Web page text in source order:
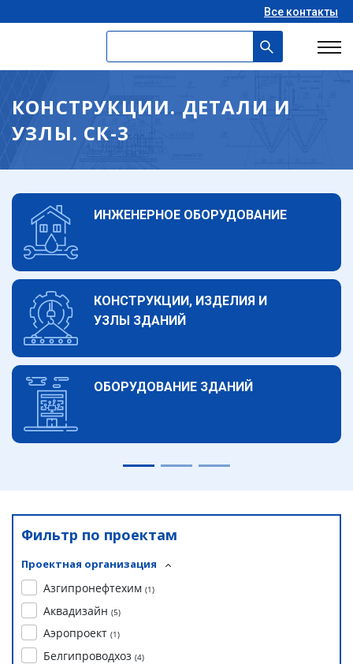
Все контакты
КОНСТРУКЦИИ. ДЕТАЛИ И
УЗЛЫ. СК-3
ИНЖЕНЕРНОЕ ОБОРУДОВАНИЕ
КОНСТРУКЦИИ, ИЗДЕЛИЯ И
УЗЛЫ ЗДАНИЙ
ОБОРУДОВАНИЕ ЗДАНИЙ
Фильтр по проектам
Проектная организация
Азгипронефтехим (1)
Аквадизайн (5)
Аэропроект (1)
Белгипроводхоз (4)